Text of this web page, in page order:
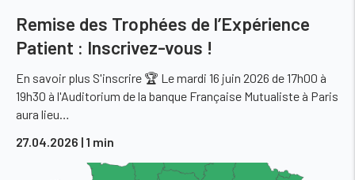
Remise des Trophées de l’Expérience
Patient : Inscrivez-vous !
En savoir plus S'inscrire 🏆 Le mardi 16 juin 2026 de 17h00 à
19h30 à l'Auditorium de la banque Française Mutualiste à Paris
aura lieu…
27.04.2026 | 1 min